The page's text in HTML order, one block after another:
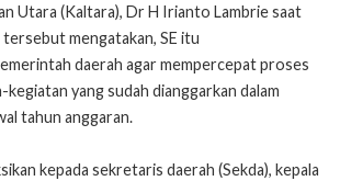
Utara (Kaltara), Dr H Irianto Lambrie saat
mengatakan, SE itu
daerah agar mempercepat proses
yang sudah dianggarkan dalam
tahun anggaran.
kepada sekretaris daerah (Sekda), kepala